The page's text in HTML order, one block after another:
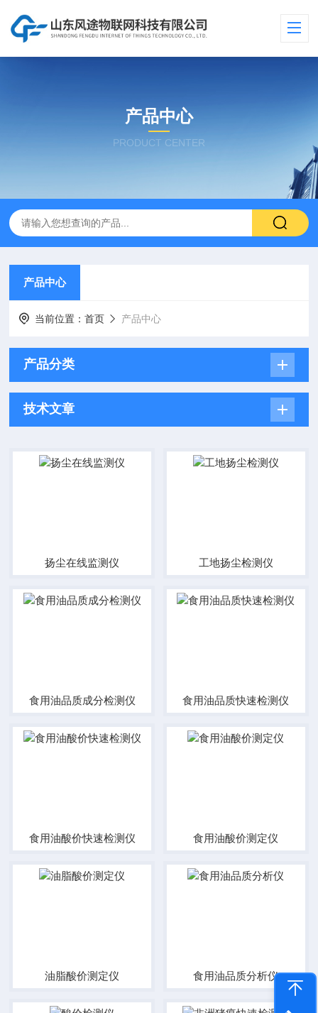
产品中心
PRODUCT CENTER
产品中心
当前位置：首页 产品中心
产品分类
技术文章
扬尘在线监测仪 工地扬尘检测仪
食用油品质成分检测仪 食用油品质快速检测仪
食用油酸价快速检测仪 食用油酸价测定仪
油脂酸价测定仪 食用油品质分析仪